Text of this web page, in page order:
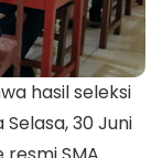
hasil seleksi
30 Juni